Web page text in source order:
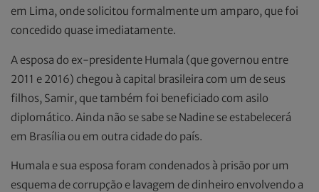
em Lima, onde solicitou formalmente um amparo, que foi
concedido quase imediatamente.
A esposa do ex-presidente Humala (que governou entre
2011 e 2016) chegou à capital brasileira com um de seus
filhos, Samir, que também foi beneficiado com asilo
diplomático. Ainda não se sabe se Nadine se estabelecerá
em Brasília ou em outra cidade do país.
Humala e sua esposa foram condenados à prisão por um
esquema de corrupção e lavagem de dinheiro envolvendo a